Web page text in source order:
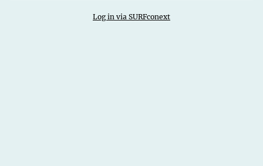
Log in via SURFconext